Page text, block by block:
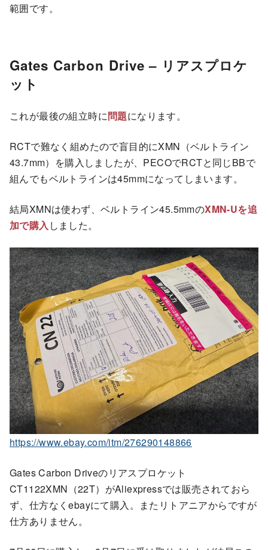
範囲です。
Gates Carbon Drive – リアスプロケ
ット
これが最後の組立時に問題になります。
RCTで難なく組めたので盲目的にXMN（ベルトライン
43.7mm）を購入しましたが、PECOでRCTと同じBBで
組んでもベルトラインは45mmになってしまいます。
結局XMNは使わず、ベルトライン45.5mmのXMN-Uを追
加で購入 しました。
https://www.ebay.com/itm/276290148866
Gates Carbon Driveのリアスプロケット
CT1122XMN（22T）がAliexpressでは販売されておら
ず、仕方なくebayにて購入。またリトアニアからですが
仕方ありません。